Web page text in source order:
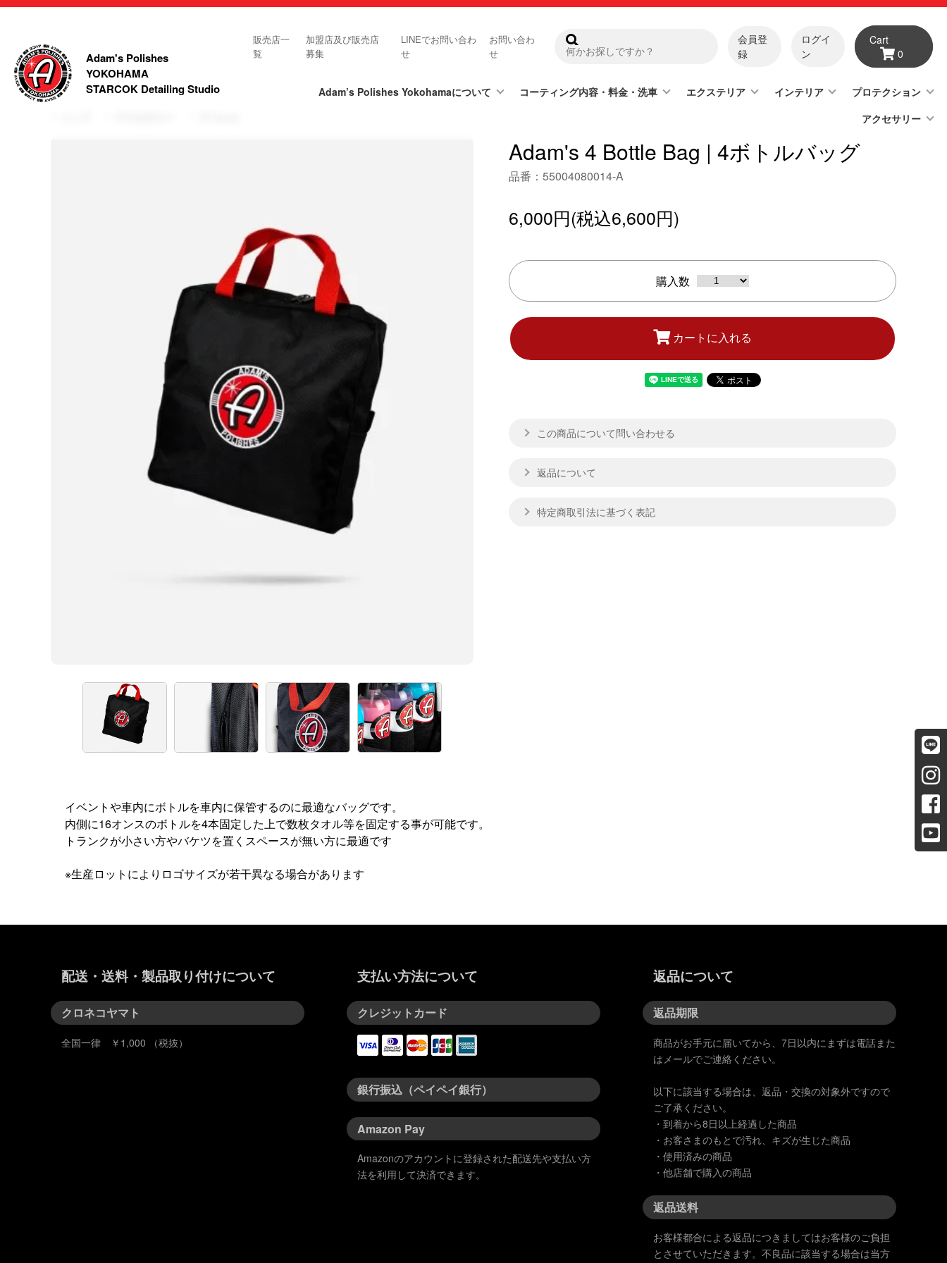
Adam's Polishes
YOKOHAMA
STARCOK Detailing Studio
販売店一
覧
加盟店及び販売店
募集
LINEでお問い合わ
せ
お問い合わ
せ
会員登
録
ログイ
ン
Cart
0
Adam’s Polishes Yokohamaについて コーティング内容・料金・洗車 エクステリア インテリア
プロテクション
アクセサリー
Adam's 4 Bottle Bag | 4ボトルバッグ
品番：55004080014-A
6,000円(税込6,600円)
購入数
カートに入れる
この商品について問い合わせる
返品について
特定商取引法に基づく表記
イベントや車内にボトルを車内に保管するのに最適なバッグです。
内側に16オンスのボトルを4本固定した上で数枚タオル等を固定する事が可能です。
トランクが小さい方やバケツを置くスペースが無い方に最適です
※生産ロットによりロゴサイズが若干異なる場合があります
配送・送料・製品取り付けについて
クロネコヤマト
全国一律 ￥1,000 （税抜）
支払い方法について
クレジットカード
銀行振込（ペイペイ銀行）
Amazon Pay
Amazonのアカウントに登録された配送先や支払い方
法を利用して決済できます。
返品について
返品期限
商品がお手元に届いてから、7日以内にまずは電話また
はメールでご連絡ください。
以下に該当する場合は、返品・交換の対象外ですので
ご了承ください。
・到着から8日以上経過した商品
・お客さまのもとで汚れ、キズが生じた商品
・使用済みの商品
・他店舗で購入の商品
返品送料
お客様都合による返品につきましてはお客様のご負担
とさせていただきます。不良品に該当する場合は当方